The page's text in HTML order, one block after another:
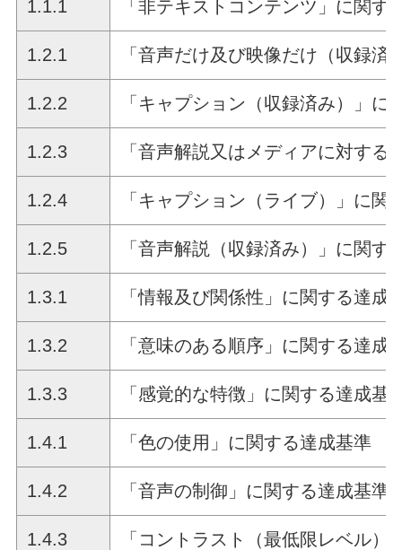
1.1.1 「非テキストコンテンツ」に関す
1.2.1 「音声だけ及び映像だけ（収録済
1.2.2 「キャプション（収録済み）」に
1.2.3 「音声解説又はメディアに対す
1.2.4 「キャプション（ライブ）」に関
1.2.5 「音声解説（収録済み）」に関す
1.3.1 「情報及び関係性」に関する達成
1.3.2 「意味のある順序」に関する達成
1.3.3 「感覚的な特徴」に関する達成基
1.4.1 「色の使用」に関する達成基準
1.4.2 「音声の制御」に関する達成基準
1.4.3 「コントラスト（最低限レベル）